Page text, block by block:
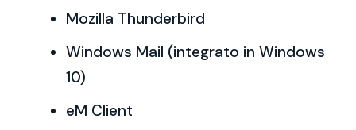
Mozilla Thunderbird
Windows Mail (integrato in Windows
10)
eM Client